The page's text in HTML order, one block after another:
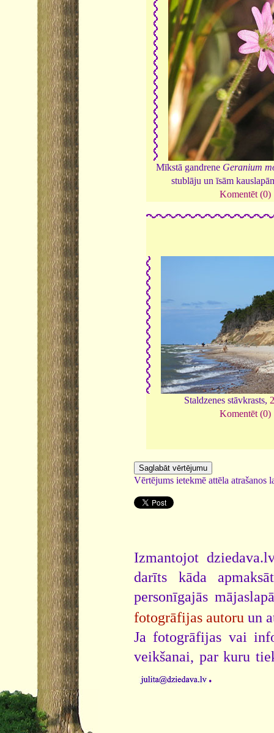
Mīkstā gandrene Geranium
stublāju un īsām
Komentēt (0)
Staldzenes stāvkrasts,
Komentēt (0)
Vērtējums ietekmē attēla atrašanos
Izmantojot
darīts kāda
personīgajās
fotogrāfijas autoru un
Ja fotogrāfijas vai
veikšanai, par kuru
.